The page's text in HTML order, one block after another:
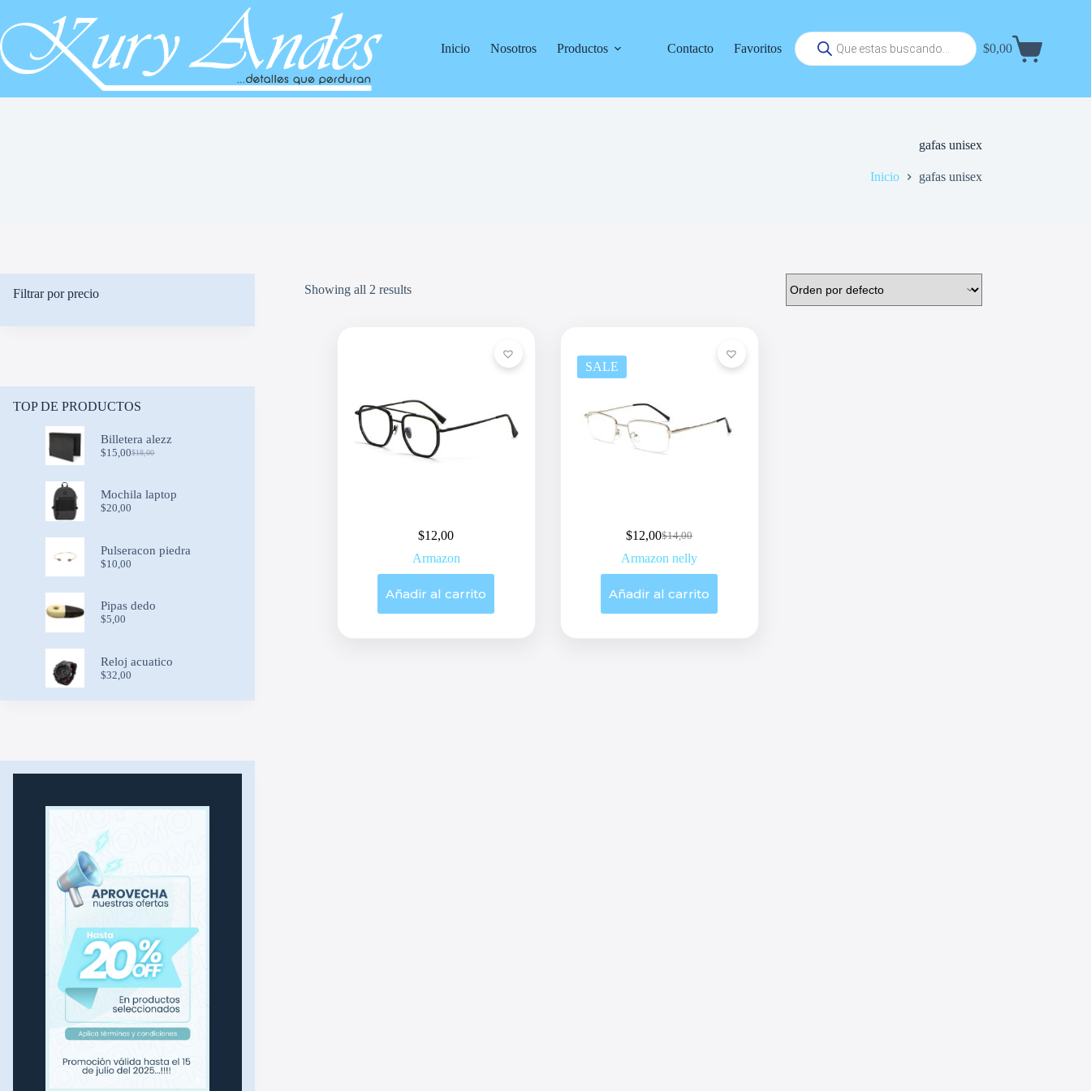
contenido
Inicio
Nosotros Productos Contacto Favoritos
Búsqueda
de
productos
Carrito
$0,00
gafas unisex
Inicio gafas unisex
Showing all 2 results
$12,00
Armazon
Añadir al carrito
SALE
$14,00
Original
price
was:
$12,00Current
price
is:
Armazon nelly
Añadir al carrito
Filtrar por precio
TOP DE PRODUCTOS
Billetera alezz
$18,00
Original
$18,00.
$15,00Current
$15,00.
Mochila laptop
$20,00
Pulseracon piedra
$10,00
Pipas dedo
$5,00
Reloj acuatico
$32,00